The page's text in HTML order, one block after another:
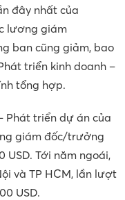
đây nhất của
lương giám
ban cũng giảm, bao
triển kinh doanh –
tổng hợp.
Phát triển dự án của
giám đốc/trưởng
USD. Tới năm ngoái,
và TP HCM, lần lượt
USD.